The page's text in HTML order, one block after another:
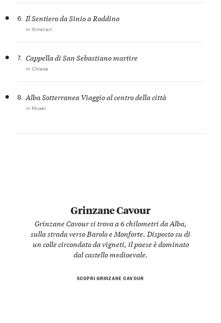
Grinzane Cavour
Grinzane Cavour si trova a 6 chilometri da Alba,
sulla strada verso Barolo e Monforte. Disposto su di
un colle circondato da vigneti, il paese è dominato
dal castello medioevale.
SCOPRI GRINZANE CAVOUR
6. Il Sentiero da Sinio a Roddino
in Itinerari
7. Cappella di San Sebastiano martire
in Chiese
8. Alba Sotterranea Viaggio al centro della città
in Musei